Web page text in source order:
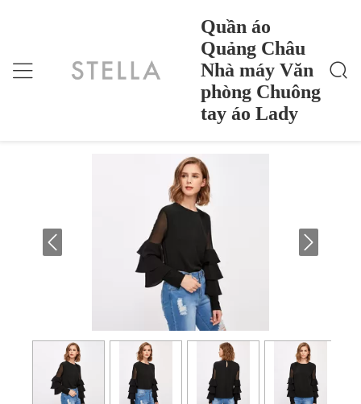
Quần áo
Quảng Châu
Nhà máy Văn
phòng Chuông
tay áo Lady
Nhà> Products> Quần Áo Quảng Châu Nhà Máy Văn Phòng Chuông
Tay Áo Lady
Quần áo Quảng Châu Nhà máy Văn
phòng Chuông tay áo Lady